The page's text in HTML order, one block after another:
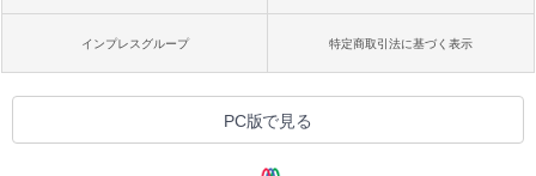
インプレスグループ 特定商取引法に基づく表示
PC版で見る